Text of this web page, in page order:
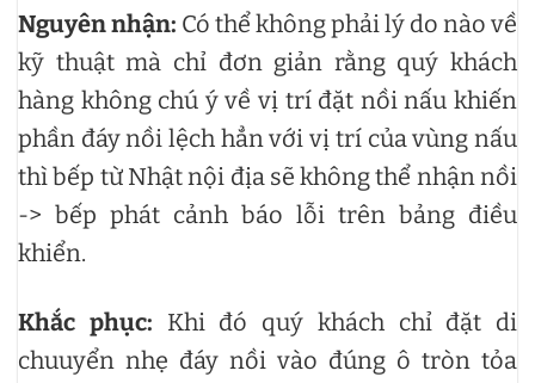
Nguyên nhận: Có thể không phải lý do nào về
kỹ thuật mà chỉ đơn giản rằng quý khách
hàng không chú ý về vị trí đặt nồi nấu khiến
phần đáy nồi lệch hẳn với vị trí của vùng nấu
thì bếp từ Nhật nội địa sẽ không thể nhận nồi
-> bếp phát cảnh báo lỗi trên bảng điều
khiển.
Khắc phục: Khi đó quý khách chỉ đặt di
chuuyển nhẹ đáy nồi vào đúng ô tròn tỏa